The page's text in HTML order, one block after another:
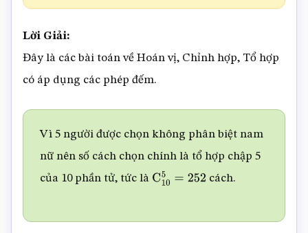
Lời Giải:
Đây là các bài toán về Hoán vị, Chỉnh hợp, Tổ hợp
có áp dụng các phép đếm.
Vì 5 người được chọn không phân biệt nam
nữ nên số cách chọn chính là tổ hợp chập 5
của 10 phần tử, tức là C10 5= 252 cách.